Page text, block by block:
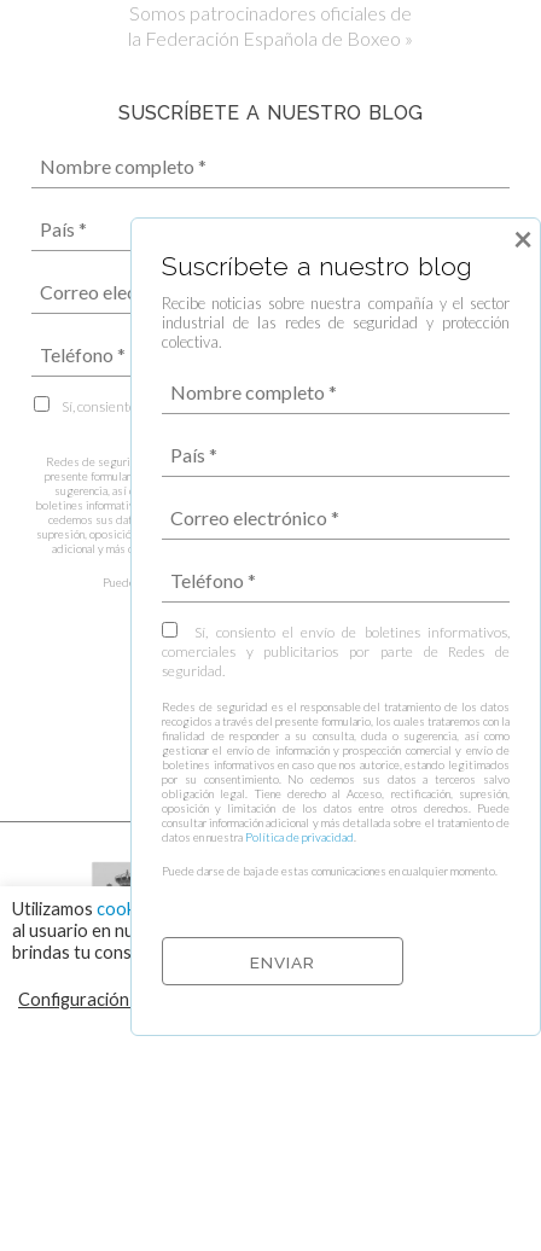
Somos patrocinadores oficiales de
la Federación Española de Boxeo »
SUSCRÍBETE A NUESTRO BLOG
Sí, consiento el envío de boletines informativos, comerciales y publicitarios
Redes de seguridad es el responsable del tratamiento de los datos recogidos a través del
presente formulario, los cuales trataremos con la finalidad de responder a su consulta, duda o
sugerencia, así como gestionar el envío de información y prospección comercial y envío de
boletines informativos en caso que nos autorice, estando legitimados por su consentimiento. No
cedemos sus datos a terceros salvo obligación legal. Tiene derecho al Acceso, rectificación,
supresión, oposición y limitación de los datos entre otros derechos. Puede consultar información
adicional y más detallada sobre el tratamiento de datos en nuestra
Puede darse de baja de estas comunicaciones en cualquier momento.
Utilizamos cookies
al usuario en nuestra web. Haciendo click en el botón "Aceptar",
brindas tu consentimiento para el uso de todas las cookies.
Configuración de cookies
Suscríbete a nuestro blog
Recibe noticias sobre nuestra compañía y el sector
industrial de las redes de seguridad y protección
colectiva.
Sí, consiento el envío de boletines informativos,
comerciales y publicitarios por parte de Redes de
seguridad.
Redes de seguridad es el responsable del tratamiento de los datos
recogidos a través del presente formulario, los cuales trataremos con la
finalidad de responder a su consulta, duda o sugerencia, así como
gestionar el envío de información y prospección comercial y envío de
boletines informativos en caso que nos autorice, estando legitimados
por su consentimiento. No cedemos sus datos a terceros salvo
obligación legal. Tiene derecho al Acceso, rectificación, supresión,
oposición y limitación de los datos entre otros derechos. Puede
consultar información adicional y más detallada sobre el tratamiento de
datos en nuestra Política de privacidad
Puede darse de baja de estas comunicaciones en cualquier momento.
×